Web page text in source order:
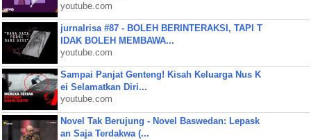
youtube.com
jurnalrisa #87 - BOLEH BERINTERAKSI, TAPI T
IDAK BOLEH MEMBAWA...
youtube.com
Sampai Panjat Genteng! Kisah Keluarga Nus K
ei Selamatkan Diri...
youtube.com
Novel Tak Berujung - Novel Baswedan: Lepask
an Saja Terdakwa (...